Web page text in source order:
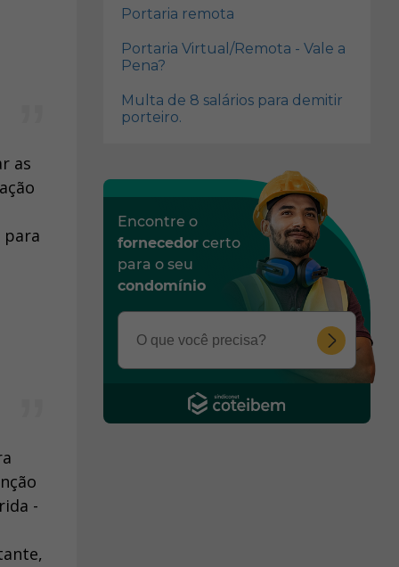
as
para
-
Portaria remota
Portaria Virtual/Remota - Vale a
Pena?
Multa de 8 salários para demitir
porteiro.
Encontre o
fornecedor certo
para o seu
condomínio